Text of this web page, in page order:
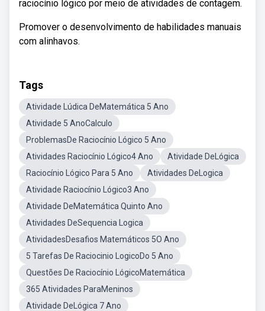
raciocínio lógico por meio de atividades de contagem.
Promover o desenvolvimento de habilidades manuais
com alinhavos.
Tags
Atividade Lúdica DeMatemática 5 Ano
Atividade 5 AnoCalculo
ProblemasDe Raciocínio Lógico 5 Ano
Atividades Raciocínio Lógico4 Ano
Atividade DeLógica
Raciocínio Lógico Para 5 Ano
Atividades DeLogica
Atividade Raciocínio Lógico3 Ano
Atividade DeMatemática Quinto Ano
Atividades DeSequencia Logica
AtividadesDesafios Matemáticos 5O Ano
5 Tarefas De Raciocinio LogicoDo 5 Ano
Questões De Raciocínio LógicoMatemática
365 Atividades ParaMeninos
Atividade DeLógica 7 Ano